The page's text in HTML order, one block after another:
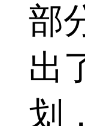
部
出
划